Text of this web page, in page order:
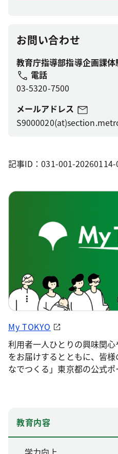
お問い合わせ
教育庁指導部指導企画課体
電話
03-5320-7500
メールアドレス
記事ID：031-001-20260114-
My TOKYO
利用者一人ひとりの興味関
をお届けするとともに、皆
なでつくる」東京都の公式ポ
教育内容